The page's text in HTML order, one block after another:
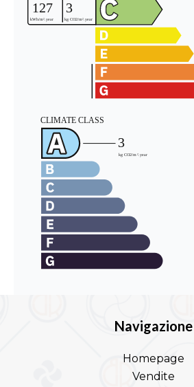
Navigazione
Homepage
Vendite